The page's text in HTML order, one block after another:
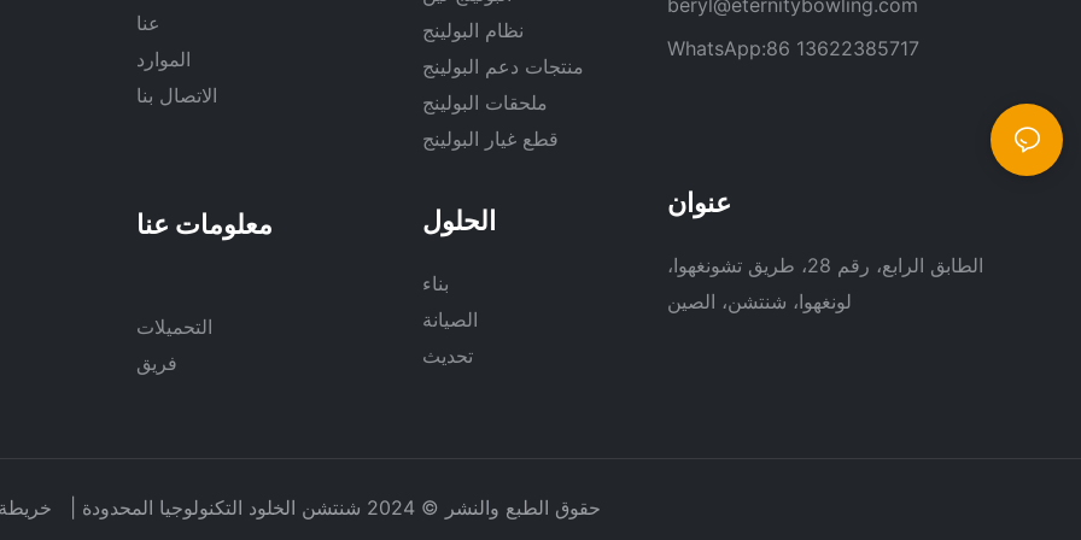
عنا
الموارد
الاتصال بنا
التحميلات
فريق
نظام البولينج
منتجات دعم البولينج
ملحقات البولينج
قطع غيار البولينج
الحلول
بناء
الصيانة
تحديث
beryl@eternitybowling.com
WhatsApp:86 13622385717
عنوان
الطابق الرابع، رقم 28، طريق تشونغهوا،
لونغهوا، شنتشن، الصين
حقوق الطبع والنشر © 2024 شنتشن الخلود التكنولوجيا المحدودة |